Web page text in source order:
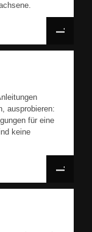
ausprobieren:
für eine
keine